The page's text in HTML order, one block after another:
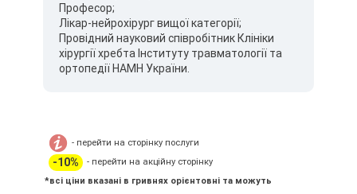
Професор;
Лікар-нейрохірург вищої категорії;
Провідний науковий співробітник Клініки
хірургії хребта Інституту травматології та
ортопедії НАМН України.
- перейти на сторінку послуги
-10%
- перейти на акційну сторінку
*всі ціни вказані в гривнях орієнтовні та можуть